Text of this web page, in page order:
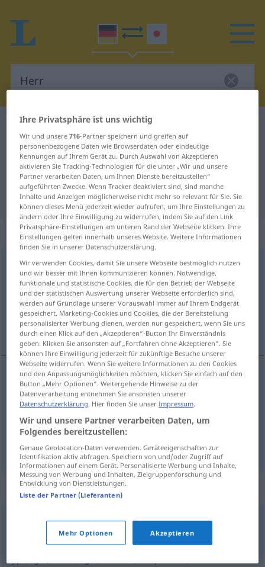
Deutsch-Japanisch Wörterbuch
Deutsch-Japanisch Übersetzung
für "Herr"
"Herr" Japanisch Übersetzung
„Herr“: männlich
Herrm
Übersicht aller Übersetzungen
(Für mehr Details die Übersetzung anklicken/antippen)
男性, …さん, …様
男性 [dansei] Herr
…さん […san] HerrAnrede
…様[…sama] Herr HÖFL
Synonyme für "Herr"
Ihre Privatsphäre ist uns wichtig
Wir und unsere716-Partner speichern und greifen auf
personenbezogene Daten wie Browserdaten oder eindeutige
Kennungen auf Ihrem Gerät zu. Durch Auswahl von Akzeptieren
aktivieren Sie Tracking-Technologien für die unter „Wir und unsere
Partner verarbeiten Daten, um Ihnen Dienste bereitzustellen“
aufgeführten Zwecke. Wenn Tracker deaktiviert sind, sind manche
Inhalte und Anzeigen möglicherweise nicht mehr so relevant für Sie. Sie
können dieses Menü jederzeit wieder aufrufen, um Ihre Einstellungen zu
ändern oder Ihre Einwilligung zu widerrufen, indem Sie auf den Link
Privatsphäre-Einstellungen am unteren Rand der Webseite klicken. Ihre
Einstellungen gelten innerhalb unseres Website. Weitere Informationen
finden Sie in unserer Datenschutzerklärung.
Wir verwenden Cookies, damit Sie unsere Webseite bestmöglich nutzen
und wir besser mit Ihnen kommunizieren können. Notwendige,
funktionale und statistische Cookies, die für den Betrieb der Webseite
und der statistischen Auswertung unserer Webseite erforderlich sind,
werden auf Grundlage unserer Vorauswahl immer auf Ihrem Endgerät
gespeichert. Marketing-Cookies und Cookies, die der Bereitstellung
personalisierter Werbung dienen, werden nur gespeichert, wenn Sie uns
durch einen Klick auf den „Akzeptieren“-Button Ihr Einverständnis
geben. Klicken Sie ansonsten auf „Fortfahren ohne Akzeptieren“. Sie
können Ihre Einwilligung jederzeit für zukünftige Besuche unserer
Webseite widerrufen. Wenn Sie weitere Informationen zu den Cookies
und den Anpassungsmöglichkeiten möchten, klicken Sie einfach auf den
Button „Mehr Optionen“. Weitergehende Hinweise zu der
Datenverarbeitung entnehmen Sie ansonsten unserer
Datenschutzerklärung. Hier finden Sie unserImpressum.
Wir und unsere Partner verarbeiten Daten, um
Folgendes bereitzustellen:
Genaue Geolocation-Daten verwenden. Geräteeigenschaften zur
Identifikation aktiv abfragen. Speichern von und/oder Zugriff auf
Informationen auf einem Gerät. Personalisierte Werbung und Inhalte,
Messung von Werbung und Inhalten, Zielgruppenforschung und
Entwicklung von Dienstleistungen.
Liste der Partner (Lieferanten)
Mehr Optionen Akzeptieren